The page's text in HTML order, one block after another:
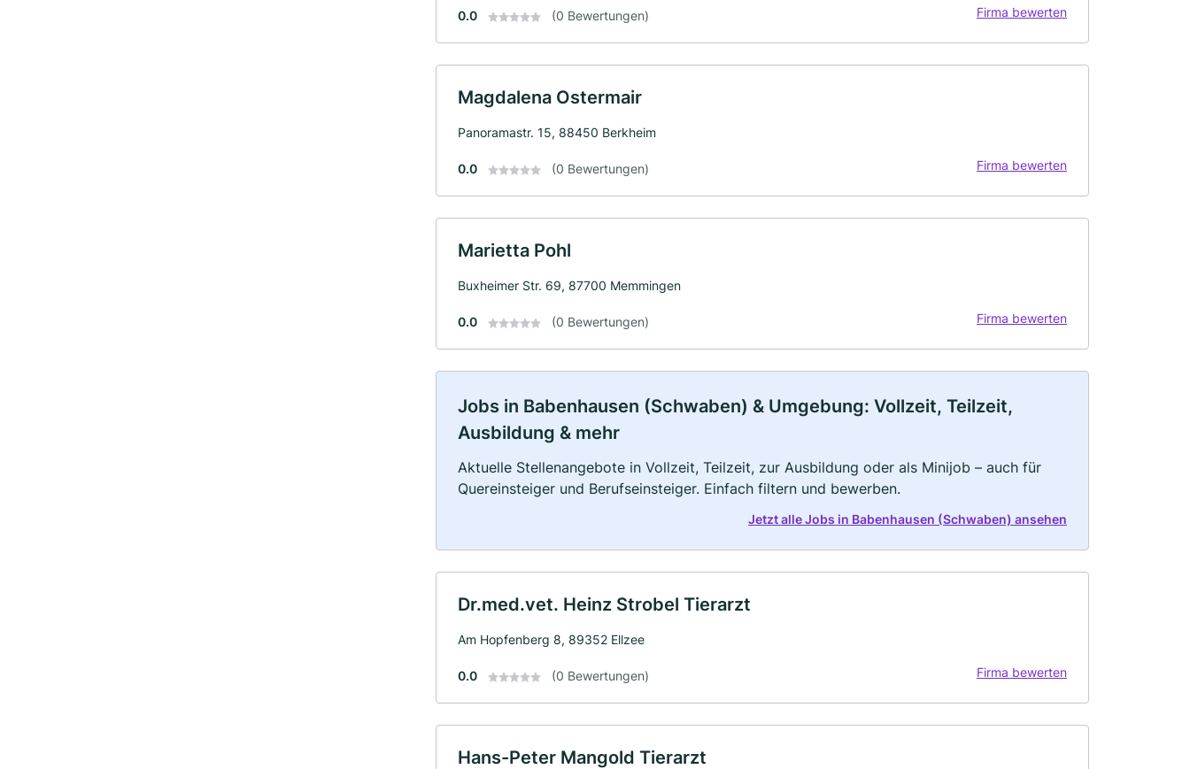
0.0 (0 Bewertungen) Firma bewerten
Magdalena Ostermair
Panoramastr. 15, 88450 Berkheim
0.0 (0 Bewertungen) Firma bewerten
Marietta Pohl
Buxheimer Str. 69, 87700 Memmingen
0.0 (0 Bewertungen) Firma bewerten
Jobs in Babenhausen (Schwaben) & Umgebung: Vollzeit, Teilzeit,
Ausbildung & mehr
Aktuelle Stellenangebote in Vollzeit, Teilzeit, zur Ausbildung oder als Minijob – auch für
Quereinsteiger und Berufseinsteiger. Einfach filtern und bewerben.
Jetzt alle Jobs in Babenhausen (Schwaben) ansehen
Dr.med.vet. Heinz Strobel Tierarzt
Am Hopfenberg 8, 89352 Ellzee
0.0 (0 Bewertungen) Firma bewerten
Hans-Peter Mangold Tierarzt